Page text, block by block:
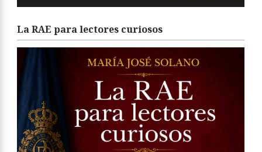
La RAE para lectores curiosos